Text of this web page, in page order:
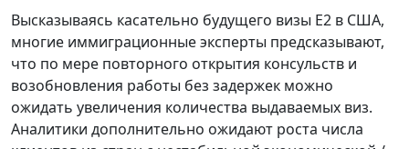
Высказываясь касательно будущего визы E2 в США,
многие иммиграционные эксперты предсказывают,
что по мере повторного открытия консульств и
возобновления работы без задержек можно
ожидать увеличения количества выдаваемых виз.
Аналитики дополнительно ожидают роста числа